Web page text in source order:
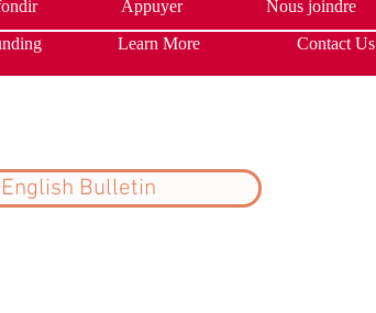
Appuyer
Nous joindre
Learn More Contact Us
English Bulletin